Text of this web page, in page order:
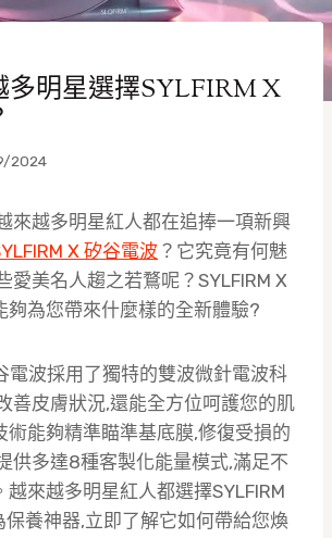
多明星選擇SYLFIRM X
2024
來越多明星紅人都在追捧一項新興
X 矽谷電波 ？它究竟有何魅
愛美名人趨之若鶩呢？SYLFIRM X
夠為您帶來什麼樣的全新體驗?
電波採用了獨特的雙波微針電波科
善皮膚狀況,還能全方位呵護您的肌
術能夠精準瞄準基底膜,修復受損的
供多達8種客製化能量模式,滿足不
越來越多明星紅人都選擇SYLFIRM
保養神器,立即了解它如何帶給您煥